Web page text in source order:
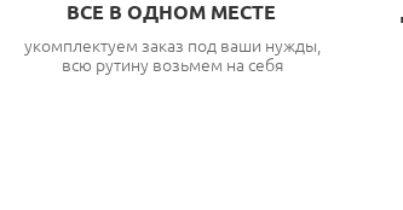
ВСЕ В ОДНОМ МЕСТЕ
укомплектуем заказ под ваши нужды,
всю рутину возьмем на себя